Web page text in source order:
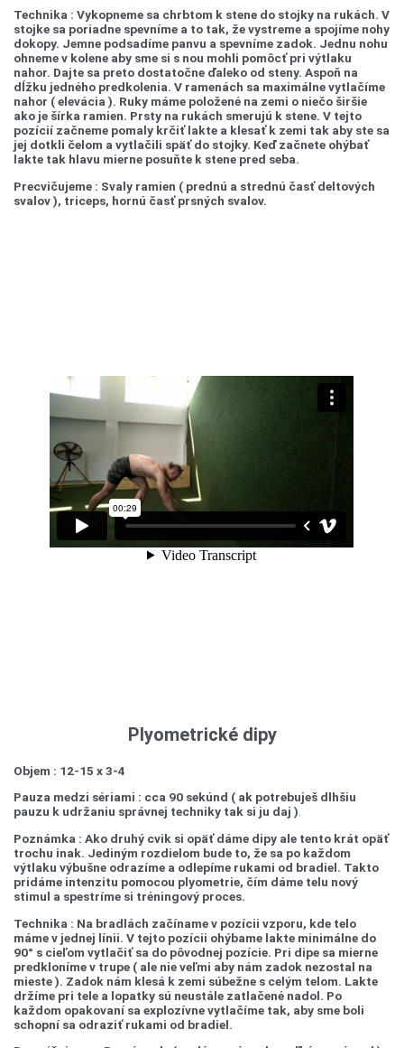
Technika : Vykopneme sa chrbtom k stene do stojky na rukách. V
stojke sa poriadne spevníme a to tak, že vystreme a spojíme nohy
dokopy. Jemne podsadíme panvu a spevníme zadok. Jednu nohu
ohneme v kolene aby sme si s nou mohli pomôcť pri výtlaku
nahor. Dajte sa preto dostatočne ďaleko od steny. Aspoň na
dĺžku jedného predkolenia. V ramenách sa maximálne vytlačíme
nahor ( elevácia ). Ruky máme položené na zemi o niečo širšie
ako je šírka ramien. Prsty na rukách smerujú k stene. V tejto
pozícií začneme pomaly krčiť lakte a klesať k zemi tak aby ste sa
jej dotkli čelom a vytlačili späť do stojky. Keď začnete ohýbať
lakte tak hlavu mierne posuňte k stene pred seba.
Precvičujeme : Svaly ramien ( prednú a strednú časť deltových
svalov ), triceps, hornú časť prsných svalov.
Plyometrické dipy
Objem : 12-15 x 3-4
Pauza medzi sériami : cca 90 sekúnd ( ak potrebuješ dlhšiu
pauzu k udržaniu správnej techniky tak si ju daj ).
Poznámka : Ako druhý cvik si opäť dáme dipy ale tento krát opäť
trochu inak. Jediným rozdielom bude to, že sa po každom
výtlaku výbušne odrazíme a odlepíme rukami od bradiel. Takto
pridáme intenzitu pomocou plyometrie, čím dáme telu nový
stimul a spestríme si tréningový proces.
Technika : Na bradlách začíname v pozícii vzporu, kde telo
máme v jednej línii. V tejto pozícii ohýbame lakte minimálne do
90° s cieľom vytlačiť sa do pôvodnej pozície. Pri dipe sa mierne
predkloníme v trupe ( ale nie veľmi aby nám zadok nezostal na
mieste ). Zadok nám klesá k zemi súbežne s celým telom. Lakte
držíme pri tele a lopatky sú neustále zatlačené nadol. Po
každom opakovaní sa explozívne vytlačíme tak, aby sme boli
schopní sa odraziť rukami od bradiel.